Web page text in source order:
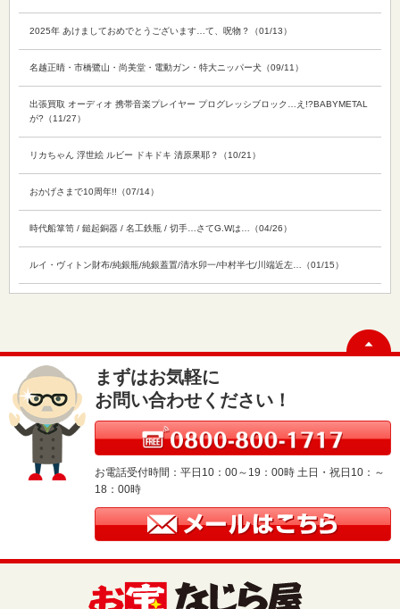
2025年 あけましておめでとうございます…て、呪物？（01/13）
名越正晴・市橋鷺山・尚美堂・電動ガン・特大ニッパー犬（09/11）
出張買取 オーディオ 携帯音楽プレイヤー プログレッシブロック…え!?BABYMETAL
が?（11/27）
リカちゃん 浮世絵 ルビー ドキドキ 清原果耶？（10/21）
おかげさまで10周年!!（07/14）
時代船箪笥 / 鎚起銅器 / 名工鉄瓶 / 切手…さてG.Wは…（04/26）
ルイ・ヴィトン財布/純銀瓶/純銀蓋置/清水卯一/中村半七/川端近左…（01/15）
まずはお気軽に
お問い合わせください！
お電話受付時間：平日10：00～19：00時 土日・祝日10：～
18：00時